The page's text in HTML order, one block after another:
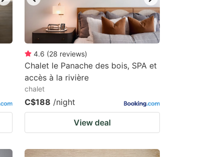
4.6 (28 reviews)
Chalet le Panache des bois, SPA et
accès à la rivière
chalet
C$188 /night
View deal